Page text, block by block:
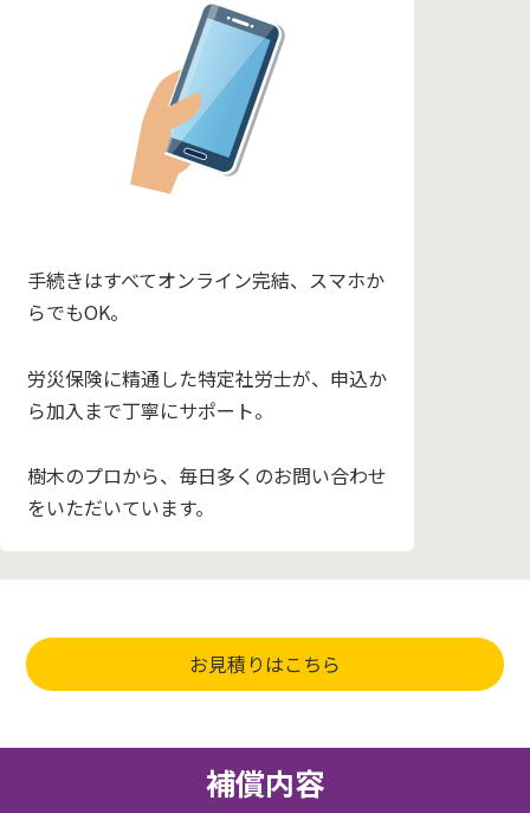
手続きはすべてオンライン完結、スマホか
らでもOK。
労災保険に精通した特定社労士が、申込か
ら加入まで丁寧にサポート。
樹木のプロから、毎日多くのお問い合わせ
をいただいています。
お見積りはこちら
補償内容